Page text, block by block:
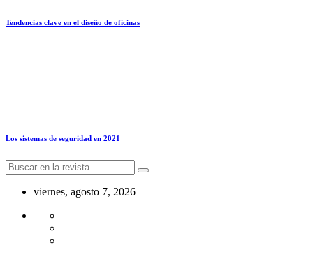
Tendencias clave en el diseño de oficinas
Los sistemas de seguridad en 2021
viernes, agosto 7, 2026